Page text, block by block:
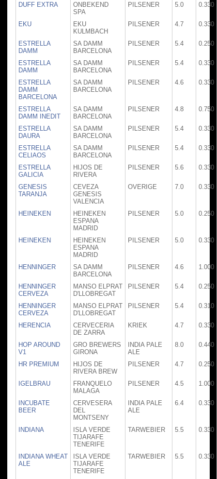
DUFF EXTRA
ONBEKEND
SPA
PILSENER 5.0 0.330
EKU
EKU
KULMBACH
PILSENER 4.7 0.330
ESTRELLA
DAMM
SA DAMM
BARCELONA
PILSENER 5.4 0.250
ESTRELLA
DAMM
SA DAMM
BARCELONA
PILSENER 5.4 0.330
ESTRELLA
DAMM
BARCELONA
SA DAMM
BARCELONA
PILSENER 4.6 0.330
ESTRELLA
DAMM INEDIT
SA DAMM
BARCELONA
PILSENER 4.8 0.750
ESTRELLA
DAURA
SA DAMM
BARCELONA
PILSENER 5.4 0.330
ESTRELLA
CELIAOS
SA DAMM
BARCELONA
PILSENER 5.4 0.330
ESTRELLA
GALICIA
HIJOS DE
RIVERA
PILSENER 5.6 0.330
GENESIS
TARANJA
CEVEZA
GENESIS
VALENCIA
OVERIGE 7.0 0.330
HEINEKEN
HEINEKEN
ESPANA
MADRID
PILSENER 5.0 0.250
HEINEKEN
HEINEKEN
ESPANA
MADRID
PILSENER 5.0 0.330
HENNINGER
SA DAMM
BARCELONA
PILSENER 4.6 1.000
HENNINGER
CERVEZA
MANSO ELPRAT
D'LLOBREGAT
PILSENER 5.4 0.250
HENNINGER
CERVEZA
MANSO ELPRAT
D'LLOBREGAT
PILSENER 5.4 0.310
HERENCIA
CERVECERIA
DE ZARRA
KRIEK 4.7 0.330
HOP AROUND
V1
GRO BREWERS
GIRONA
INDIA PALE
ALE
8.0 0.440
HR PREMIUM
HIJOS DE
RIVERA BREW
PILSENER 4.7 0.250
IGELBRAU
FRANQUELO
MALAGA
PILSENER 4.5 1.000
INCUBATE
BEER
CERVESERA
DEL
MONTSENY
INDIA PALE
ALE
6.4 0.330
INDIANA
ISLA VERDE
TIJARAFE
TENERIFE
TARWEBIER 5.5 0.330
INDIANA WHEAT
ALE
ISLA VERDE
TIJARAFE
TENERIFE
TARWEBIER 5.5 0.330